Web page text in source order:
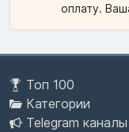
оплату.
Топ 100
Категории
Telegram каналы